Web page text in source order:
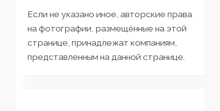
Если не указано иное, авторские права
на фотографии, размещённые на этой
странице, принадлежат компаниям,
представленным на данной странице.